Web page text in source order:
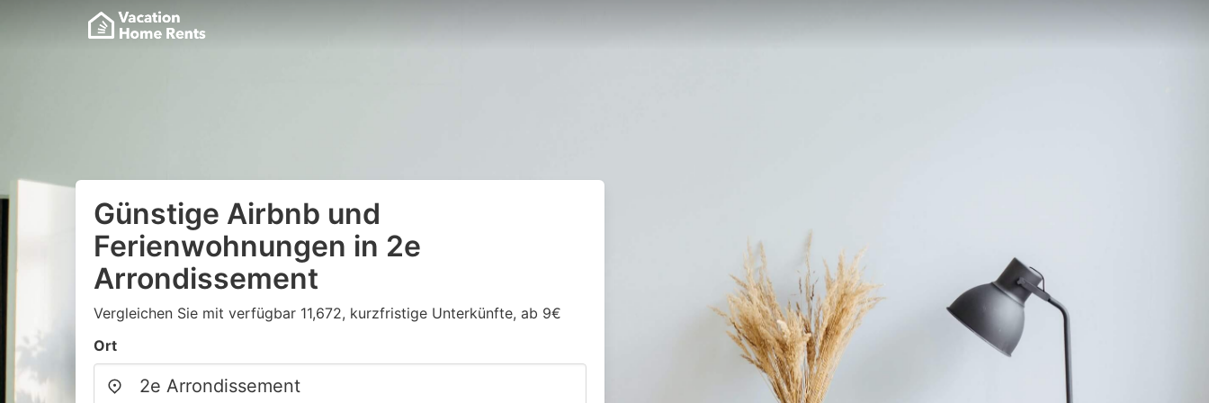
Günstige Airbnb und
Ferienwohnungen in 2e
Arrondissement
Vergleichen Sie mit verfügbar 11,672, kurzfristige Unterkünfte, ab 9€
Ort